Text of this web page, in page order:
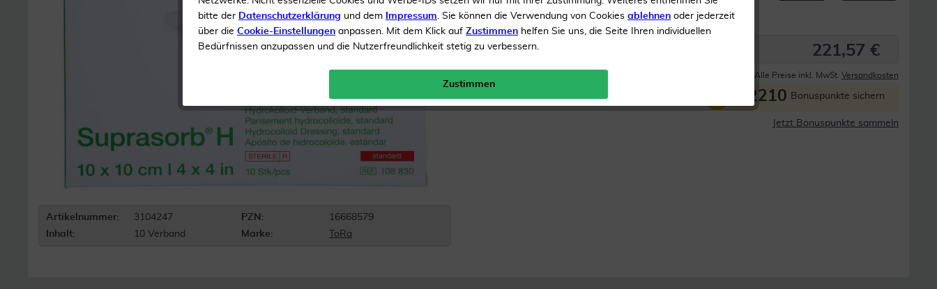
Zur Wundversorung
Artikelnummer: 3104247 PZN:
16668579
Inhalt:
10 Verband Marke: ToRa
Inhalt 10 Verband 221,57 €
Alle Preise inkl. MwSt. Versandkosten
2210 Bonuspunkte sichern
Jetzt Bonuspunkte sammeln
bitte der Datenschutzerklärung und dem Impressum. Sie können die Verwendung von Cookies ablehnen oder jederzeit
über die Cookie-Einstellungen anpassen. Mit dem Klick auf Zustimmen helfen Sie uns, die Seite Ihren individuellen
Bedürfnissen anzupassen und die Nutzerfreundlichkeit stetig zu verbessern.
Zustimmen